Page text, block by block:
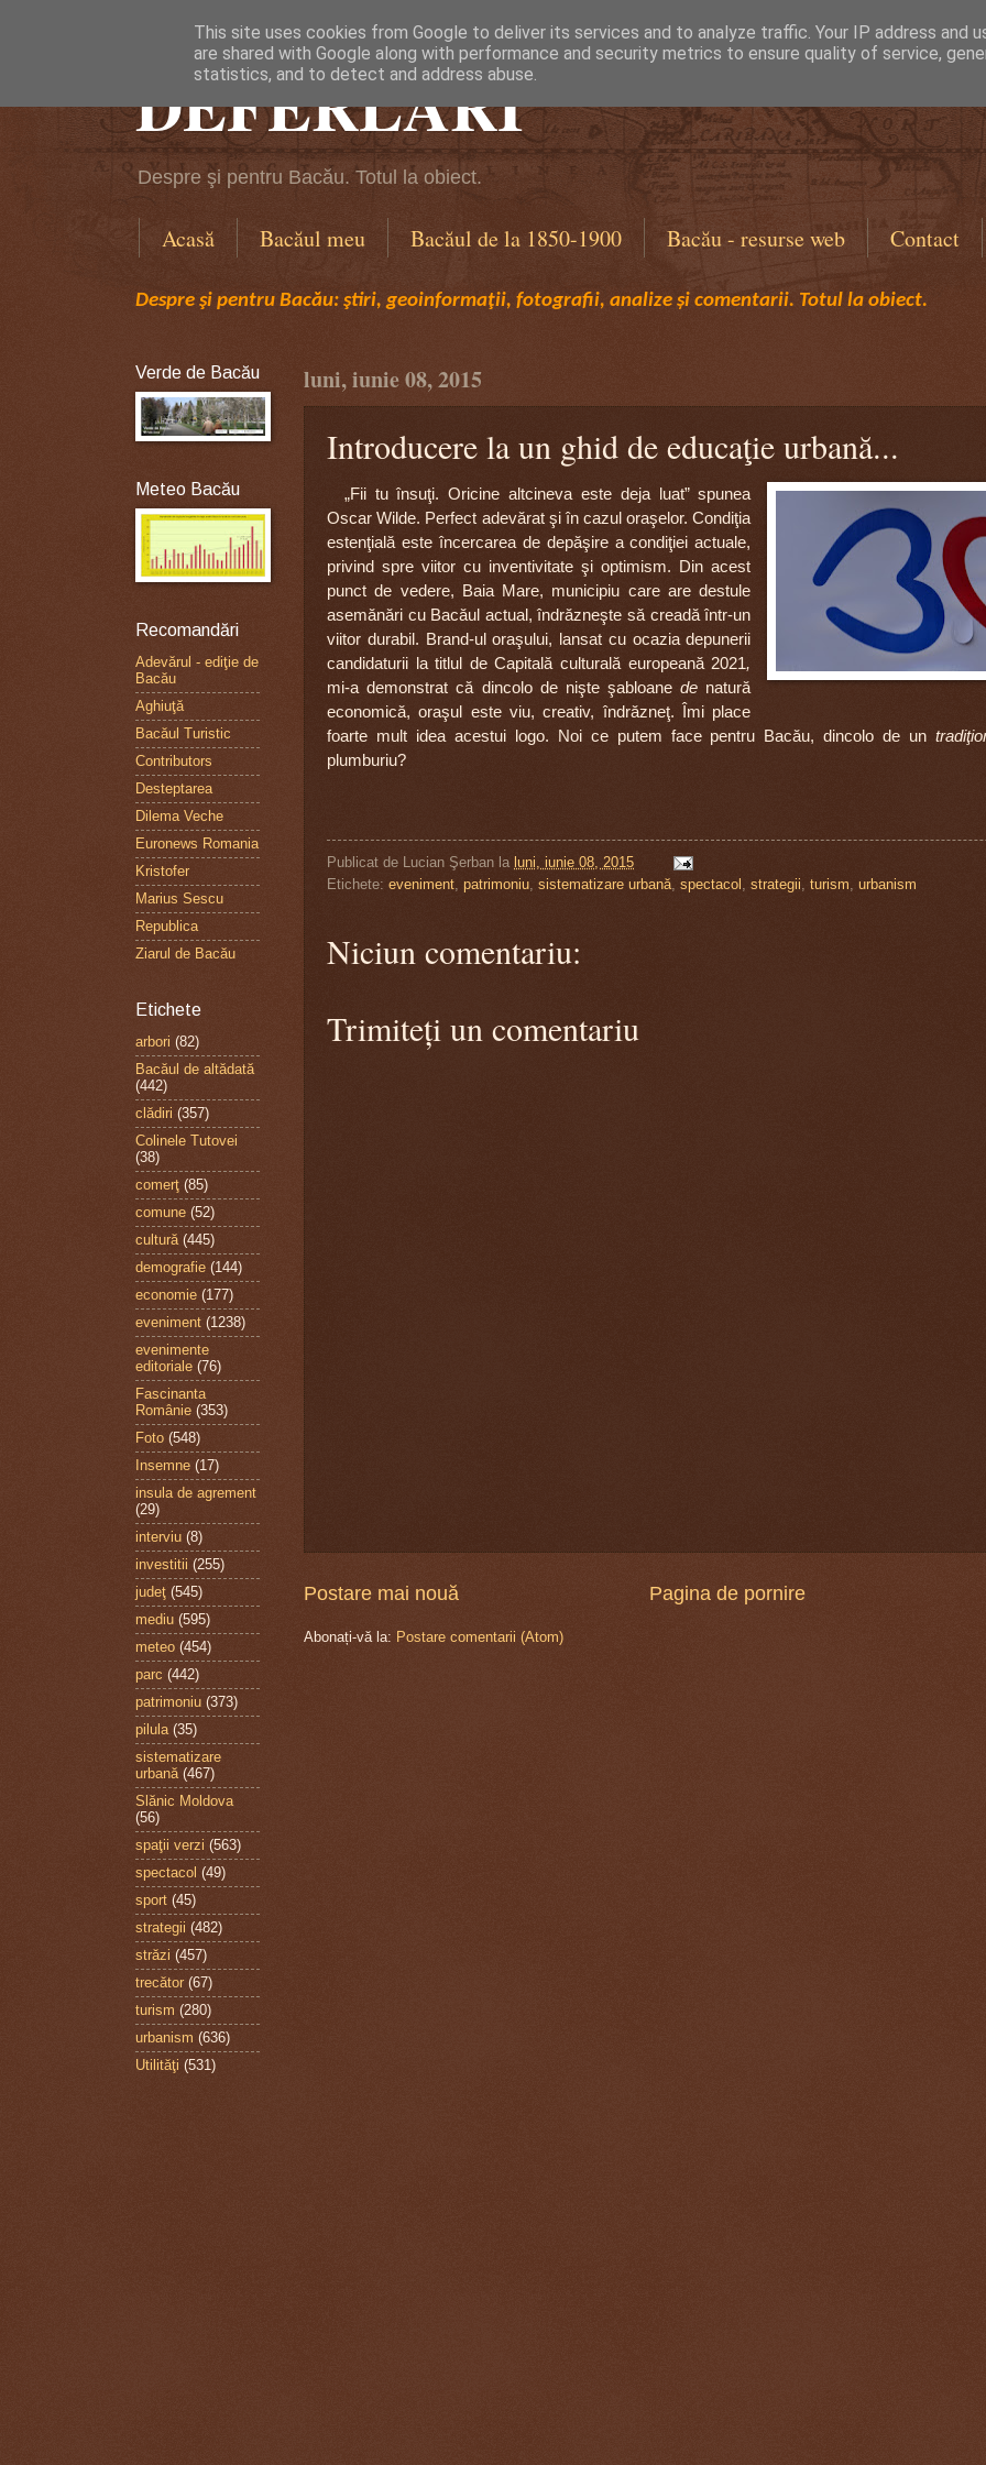
DEFERLĂRI
Despre şi pentru Bacău. Totul la obiect.
Acasă Bacăul meu Bacăul de la 1850-1900 Bacău - resurse web Contact
Despre şi pentru Bacău: ştiri, geoinformaţii, fotografii, analize și comentarii. Totul la obiect.
luni, iunie 08, 2015
Introducere la un ghid de educaţie urbană...
„Fii tu însuţi. Oricine altcineva este deja luat” spunea
Oscar Wilde. Perfect adevărat şi în cazul oraşelor. Condiţia
estenţială este încercarea de depăşire a condiţiei actuale,
privind spre viitor cu inventivitate şi optimism. Din acest
punct de vedere, Baia Mare, municipiu care are destule
asemănări cu Bacăul actual, îndrăzneşte să creadă într-un
viitor durabil. Brand-ul oraşului, lansat cu ocazia depunerii
candidaturii la titlul de Capitală culturală europeană 2021,
mi-a demonstrat că dincolo de nişte şabloane de natură
economică, oraşul este viu, creativ, îndrăzneţ. Îmi place
foarte mult idea acestui logo. Noi ce putem face pentru Bacău, dincolo de un
plumburiu?
Publicat de Lucian Şerban la luni, iunie 08, 2015
Etichete: eveniment patrimoniu sistematizare urbană spectacol strategii turism urbanism
Niciun comentariu:
Trimiteți un comentariu
Postare mai nouă Pagina de pornire
Abonați-vă la: Postare comentarii (Atom)
Verde de Bacău
Meteo Bacău
Recomandări
Adevărul - ediţie de
Bacău
Aghiuţă
Bacăul Turistic
Contributors
Desteptarea
Dilema Veche
Euronews Romania
Kristofer
Marius Sescu
Republica
Ziarul de Bacău
Etichete
arbori (82)
Bacăul de altădată
(442)
clădiri (357)
Colinele Tutovei
(38)
comerţ (85)
comune (52)
cultură (445)
demografie (144)
economie (177)
eveniment (1238)
evenimente
editoriale (76)
Fascinanta
Românie (353)
Foto (548)
Insemne (17)
insula de agrement
(29)
interviu (8)
investitii (255)
judeţ (545)
mediu (595)
meteo (454)
parc (442)
patrimoniu (373)
pilula (35)
sistematizare
urbană (467)
Slănic Moldova
(56)
spaţii verzi (563)
spectacol (49)
sport (45)
strategii (482)
străzi (457)
trecător (67)
turism (280)
urbanism (636)
Utilităţi (531)
This site uses cookies from Google to deliver its services and to analyze traffic. Your IP address and
are shared with Google along with performance and security metrics to ensure quality of service,
statistics, and to detect and address abuse.